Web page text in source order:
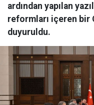
ardından yapılan
reformları içeren bir
duyuruldu.